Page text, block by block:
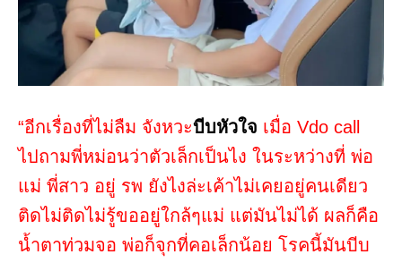
“อีกเรื่องที่ไม่ลืม จังหวะบีบหัวใจ เมื่อ Vdo call
ไปถามพี่หม่อนว่าตัวเล็กเป็นไง ในระหว่างที่ พ่อ
แม่ พี่สาว อยู่ รพ ยังไงล่ะเค้าไม่เคยอยู่คนเดียว
ติดไม่ติดไม่รู้ขออยู่ใกล้ๆแม่ แต่มันไม่ได้ ผลก็คือ
น้ำตาท่วมจอ พ่อก็จุกที่คอเล็กน้อย โรคนี้มันบีบ